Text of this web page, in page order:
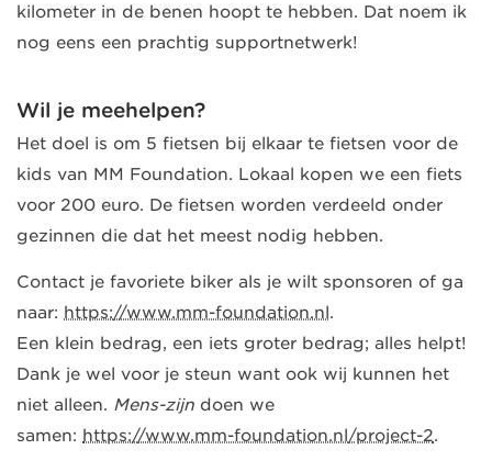
kilometer in de benen hoopt te hebben. Dat noem ik
nog eens een prachtig supportnetwerk!
Wil je meehelpen?
Het doel is om 5 fietsen bij elkaar te fietsen voor de
kids van MM Foundation. Lokaal kopen we een fiets
voor 200 euro. De fietsen worden verdeeld onder
gezinnen die dat het meest nodig hebben.
Contact je favoriete biker als je wilt sponsoren of ga
naar: https://www.mm-foundation.nl.
Een klein bedrag, een iets groter bedrag; alles helpt!
Dank je wel voor je steun want ook wij kunnen het
niet alleen. Mens-zijn doen we
samen: https://www.mm-foundation.nl/project-2.